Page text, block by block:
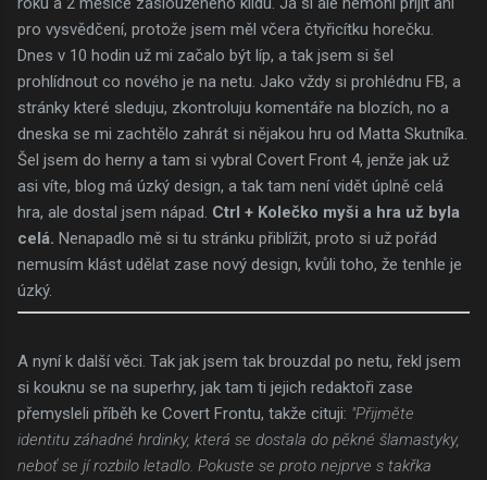
pro vysvědčení, protože jsem měl včera čtyřicítku horečku.
Dnes v 10 hodin už mi začalo být líp, a tak jsem si šel
prohlídnout co nového je na netu. Jako vždy si prohlédnu FB, a
stránky které sleduju, zkontroluju komentáře na blozích, no a
dneska se mi zachtělo zahrát si nějakou hru od Matta Skutníka.
Šel jsem do herny a tam si vybral Covert Front 4, jenže jak už
asi víte, blog má úzký design, a tak tam není vidět úplně celá
hra, ale dostal jsem nápad. Ctrl + Kolečko myši a hra už byla
celá. Nenapadlo mě si tu stránku přiblížit, proto si už pořád
nemusím klást udělat zase nový design, kvůli toho, že tenhle je
úzký.
A nyní k další věci. Tak jak jsem tak brouzdal po netu, řekl jsem
si kouknu se na superhry, jak tam ti jejich redaktoři zase
přemysleli příběh ke Covert Frontu, takže cituji: "Přijměte
identitu záhadné hrdinky, která se dostala do pěkné šlamastyky,
neboť se jí rozbilo letadlo. Pokuste se proto nejprve s takřka